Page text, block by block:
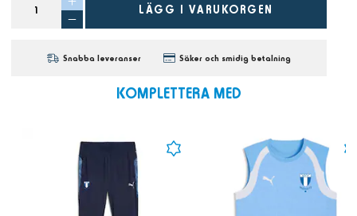
LÄGG I VARUKORGEN
Snabba leveranser Säker och smidig betalning
KOMPLETTERA MED